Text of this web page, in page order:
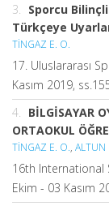
3.
Sporcu
Türkçeye
TİNGAZ E. O.
17. Uluslararası
Kasım 2019,
4.
BİLGİSAYAR
ORTAOKUL
TİNGAZ E. O., ALTUN
16th International
Ekim - 03 Kasım